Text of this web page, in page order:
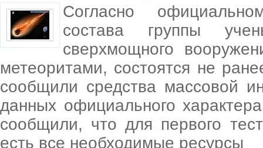
Согласно
состава группы
сверхмощного
метеоритами, состоятся не
сообщили средства массовой
данных официального
сообщили, что для первого
есть все необходимые ресурсы